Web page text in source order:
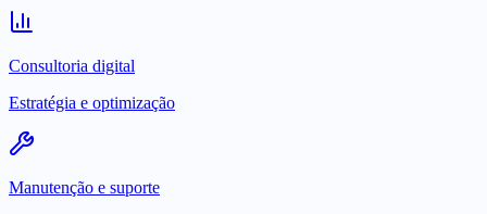
Consultoria digital
Estratégia e optimização
Manutenção e suporte